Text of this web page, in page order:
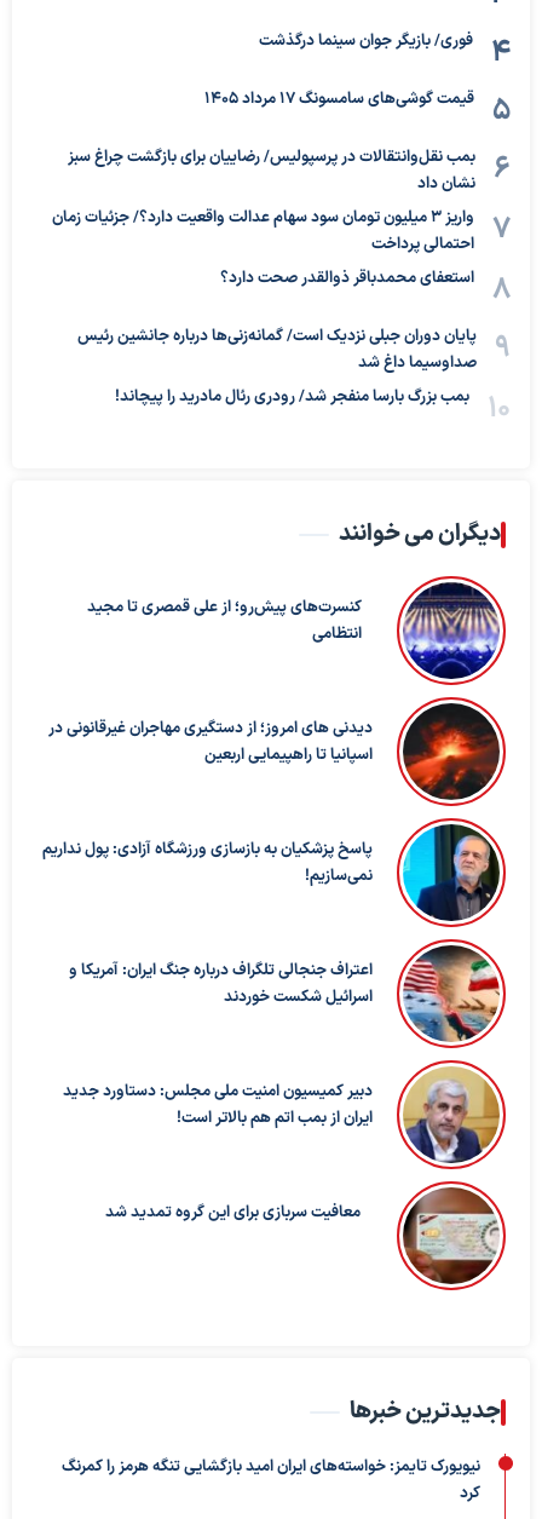
فوری/ بازیگر جوان سینما درگذشت
قیمت گوشی‌های سامسونگ 17 مرداد 1405
بمب نقل‌وانتقالات در پرسپولیس/ رضاییان برای بازگشت چراغ سبز
نشان داد
واریز ۳ میلیون تومان سود سهام عدالت واقعیت دارد؟/ جزئیات زمان
احتمالی پرداخت
استعفای محمدباقر ذوالقدر صحت دارد؟
پایان دوران جبلی نزدیک است/ گمانه‌زنی‌ها درباره جانشین رئیس
صداوسیما داغ شد
بمب بزرگ بارسا منفجر شد/ رودری رئال مادرید را پیچاند!
دیگران می خوانند
کنسرت‌های پیش‌رو؛ از علی قمصری تا مجید
انتظامی
دیدنی های امروز؛ از دستگیری مهاجران غیرقانونی در
اسپانیا تا راهپیمایی اربعین
پاسخ پزشکیان به بازسازی ورزشگاه آزادی: پول نداریم
نمی‌سازیم!
اعتراف جنجالی تلگراف درباره جنگ ایران: آمریکا و
اسرائیل شکست خوردند
دبیر کمیسیون امنیت ملی مجلس: دستاورد جدید
ایران از بمب اتم هم بالاتر است!
معافیت سربازی برای این گروه تمدید شد
جدیدترین خبرها
نیویورک تایمز: خواسته‌های ایران امید بازگشایی تنگه هرمز را کمرنگ
کرد